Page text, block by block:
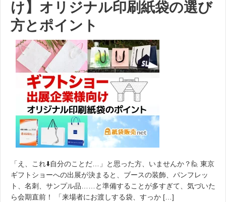
け】オリジナル印刷紙袋の選び
方とポイント
「え、これ⬇️自分のことだ…」と思った方、いませんか？🙋 東京
ギフトショーへの出展が決まると、ブースの装飾、パンフレッ
ト、名刺、サンプル品……と準備することが多すぎて、気づいた
ら会期直前！ 「来場者にお渡しする袋、すっか […]